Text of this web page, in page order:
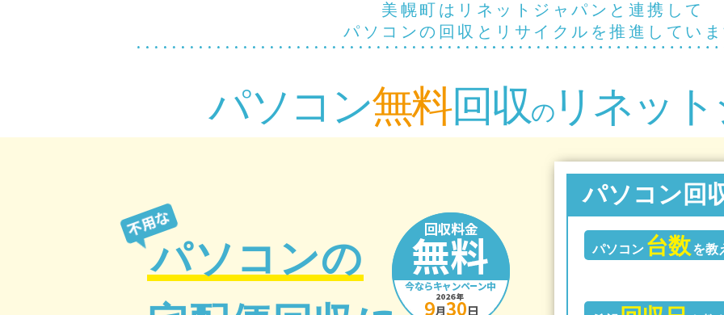
美幌町はリネットジャパンと連携して
パソコンの回収とリサイクルを推進していま
パソコン無料回収のリネッ
パソコンの
パソコン回
パソコン 台数 を教